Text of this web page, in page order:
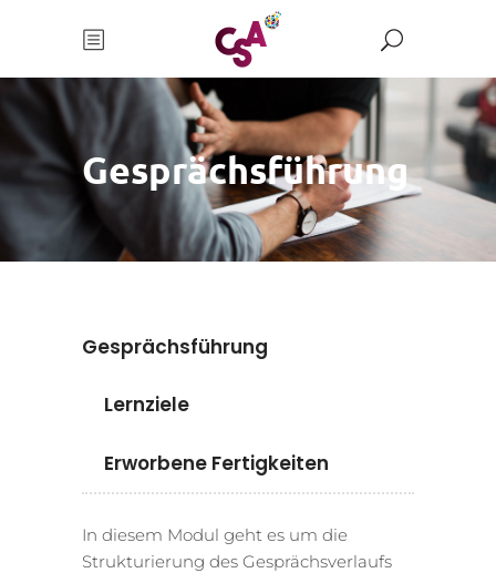
Gesprächsführung
Gesprächsführung
Lernziele
Erworbene Fertigkeiten
In diesem Modul geht es um die
Strukturierung des Gesprächsverlaufs